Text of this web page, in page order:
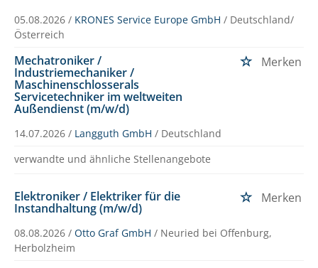
05.08.2026 / KRONES Service Europe GmbH / Deutschland/
Österreich
Mechatroniker /
Industriemechaniker /
Maschinenschlosserals
Servicetechniker im weltweiten
Außendienst (m/w/d)
Merken
14.07.2026 / Langguth GmbH / Deutschland
verwandte und ähnliche Stellenangebote
Elektroniker / Elektriker für die
Instandhaltung (m/w/d)
Merken
08.08.2026 / Otto Graf GmbH / Neuried bei Offenburg,
Herbolzheim